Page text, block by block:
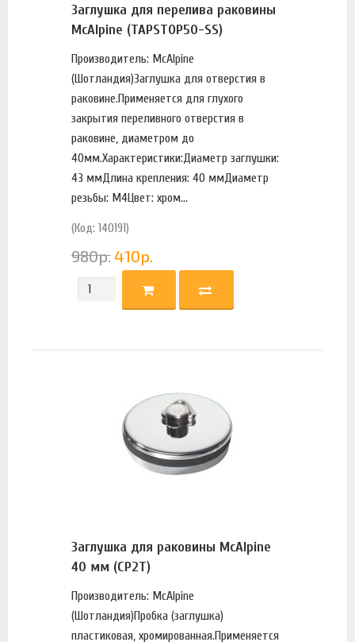
Заглушка для перелива раковины
McAlpine (TAPSTOP50-SS)
Производитель: McAlpine
(Шотландия)Заглушка для отверстия в
раковине.Применяется для глухого
закрытия переливного отверстия в
раковине, диаметром до
40мм.Характеристики:Диаметр заглушки:
43 ммДлина крепления: 40 ммДиаметр
резьбы: М4Цвет: хром...
(Код: 140191)
980р.410р.
Заглушка для раковины McAlpine
40 мм (CP2T)
Производитель: McAlpine
(Шотландия)Пробка (заглушка)
пластиковая, хромированная.Применяется